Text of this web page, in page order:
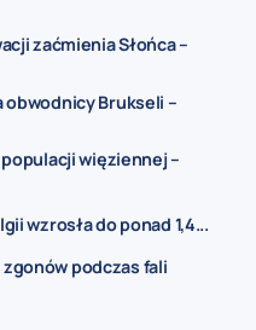
zaćmienia Słońca –
obwodnicy Brukseli –
więziennej –
wzrosła do ponad 1,4...
podczas fali